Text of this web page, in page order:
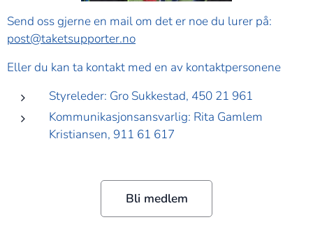
Send oss gjerne en mail om det er noe du lurer på:
post@taketsupporter.no
Eller du kan ta kontakt med en av kontaktpersonene
Styreleder: Gro Sukkestad, 450 21 961
Kommunikasjonsansvarlig: Rita Gamlem
Kristiansen, 911 61 617
Bli medlem